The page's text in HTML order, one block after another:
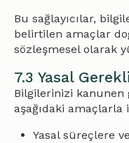
Bu sağlayıcılar,
belirtilen amaçlar
sözleşmesel olarak
7.3 Yasal
Bilgilerinizi kanunen
aşağıdaki amaçlarla
Yasal süreçlere